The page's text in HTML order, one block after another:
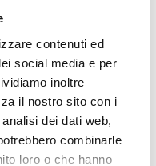
contenuti ed
social media e per
inoltre
il nostro sito con i
dei dati web,
combinarle
loro o che hanno
su clienti e settori
a ciascuno.
a Docker e serverless? Ti